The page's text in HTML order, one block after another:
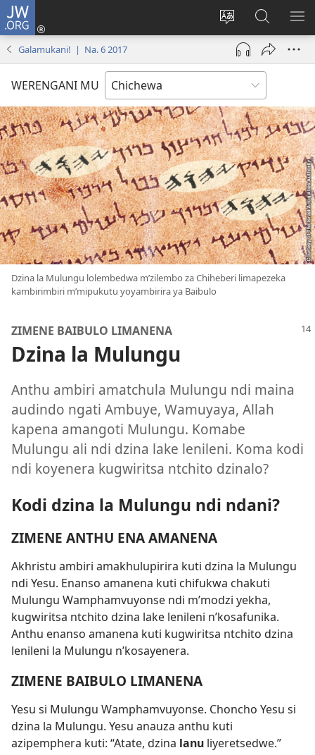
JW.ORG
Sinthani
chinenero
cha
webusaitiyi
Lowani
(imatsegula
tsamba
Fufuzani
pa
JW.ORG
Galamukani! | Na. 6 2017
WERENGANI MU
Dzina la Mulungu lolembedwa m’zilembo za Chiheberi limapezeka
kambirimbiri m’mipukutu yoyambirira ya Baibulo
ZIMENE BAIBULO LIMANENA
Dzina la Mulungu
Anthu ambiri amatchula Mulungu ndi maina
audindo ngati Ambuye, Wamuyaya, Allah
kapena amangoti Mulungu. Komabe
Mulungu ali ndi dzina lake lenileni. Koma kodi
ndi koyenera kugwiritsa ntchito dzinalo?
Kodi dzina la Mulungu ndi ndani?
ZIMENE ANTHU ENA AMANENA
Akhristu ambiri amakhulupirira kuti dzina la Mulungu
ndi Yesu. Enanso amanena kuti chifukwa chakuti
Mulungu Wamphamvuyonse ndi m’modzi yekha,
kugwiritsa ntchito dzina lake lenileni n’kosafunika.
Anthu enanso amanena kuti kugwiritsa ntchito dzina
lenileni la Mulungu n’kosayenera.
ZIMENE BAIBULO LIMANENA
Yesu si Mulungu Wamphamvuyonse. Choncho Yesu si
dzina la Mulungu. Yesu anauza anthu kuti
azipemphera kuti: “Atate, dzina lanu liyeretsedwe.”